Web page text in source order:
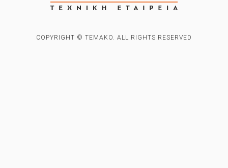
COPYRIGHT © TEMAKO. ALL RIGHTS RESERVED